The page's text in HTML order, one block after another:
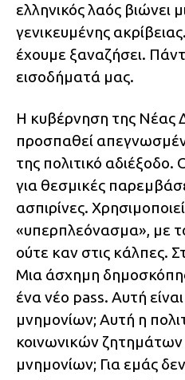
ελληνικός λαός βιώνει
γενικευμένης
έχουμε ξαναζήσει.
εισοδήματά μας.
Η κυβέρνηση της Νέας
προσπαθεί
της πολιτικό
για θεσμικές
ασπιρίνες.
«υπερπλεόνασμα», με
ούτε καν στις κάλπες.
Μια άσχημη
ένα νέο pass. Αυτή
μνημονίων; Αυτή η
κοινωνικών ζητημάτων
μνημονίων; Για εμάς